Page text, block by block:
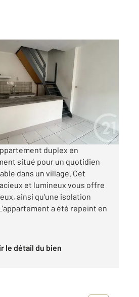
F3 à louer
duplex en
situé pour un quotidien
dans un village. Cet
et lumineux vous offre
ainsi qu'une isolation
a été repeint en
le détail du bien